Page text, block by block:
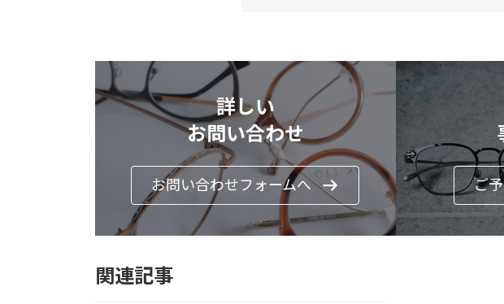
詳しい
お問い合わせ
お問い合わせフォームへ ご
関連記事